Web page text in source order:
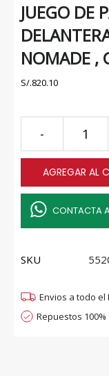
JUEGO DE
NOMADE ,
S/.820.10
-
AGREGAR AL
CONTACTA
SKU
Envios a todo el
Repuestos